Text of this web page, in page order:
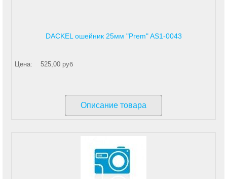
DACKEL ошейник 25мм "Prem" AS1-0043
Цена: 525,00 руб
Описание товара